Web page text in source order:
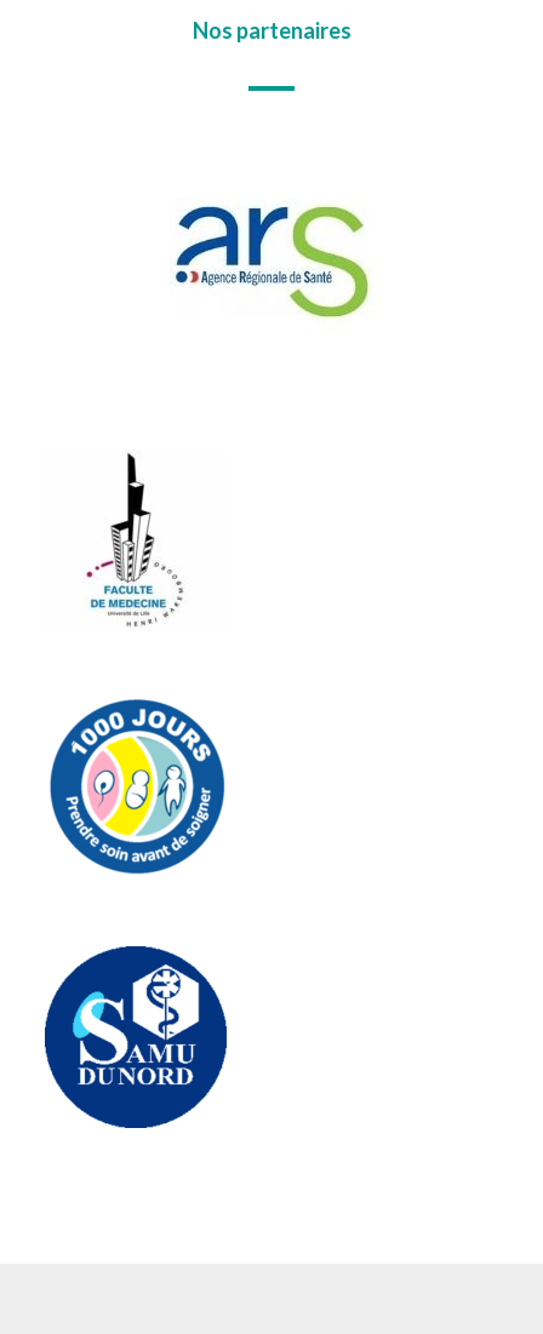
Nos partenaires